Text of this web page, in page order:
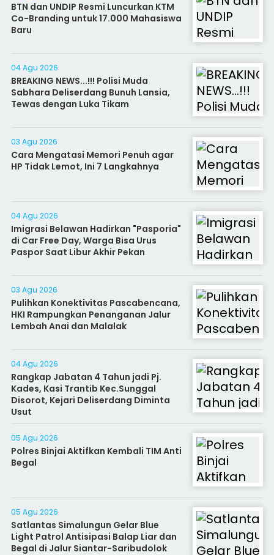
BTN dan UNDIP Resmi Luncurkan KTM
Co-Branding untuk 17.000 Mahasiswa
Baru
04 Agu 2026
BREAKING NEWS...!!! Polisi Muda
Sabhara Deliserdang Bunuh Lansia,
Tewas dengan Luka Tikam
03 Agu 2026
Cara Mengatasi Memori Penuh agar
HP Tidak Lemot, Ini 7 Langkahnya
04 Agu 2026
Imigrasi Belawan Hadirkan "Pasporia"
di Car Free Day, Warga Bisa Urus
Paspor Saat Libur Akhir Pekan
03 Agu 2026
Pulihkan Konektivitas Pascabencana,
HKI Rampungkan Penanganan Jalur
Lembah Anai dan Malalak
04 Agu 2026
Rangkap Jabatan 4 Tahun jadi Pj.
Kades, Kasi Trantib Kec.Sunggal
Disorot, Kejari Deliserdang Diminta
Usut
05 Agu 2026
Polres Binjai Aktifkan Kembali TIM Anti
Begal
05 Agu 2026
Satlantas Simalungun Gelar Blue
Light Patrol Antisipasi Balap Liar dan
Begal di Jalur Siantar-Saribudolok